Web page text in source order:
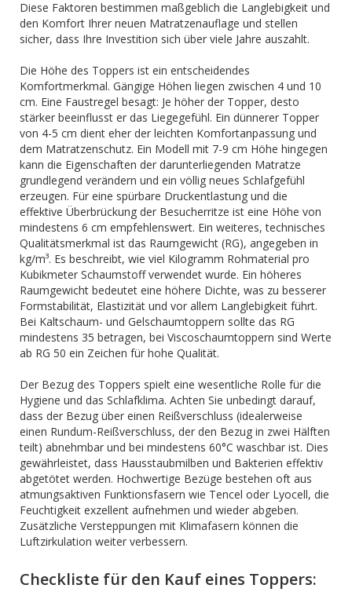
Diese Faktoren bestimmen maßgeblich die Langlebigkeit und
den Komfort Ihrer neuen Matratzenauflage und stellen
sicher, dass Ihre Investition sich über viele Jahre auszahlt.
Die Höhe des Toppers ist ein entscheidendes
Komfortmerkmal. Gängige Höhen liegen zwischen 4 und 10
cm. Eine Faustregel besagt: Je höher der Topper, desto
stärker beeinflusst er das Liegegefühl. Ein dünnerer Topper
von 4-5 cm dient eher der leichten Komfortanpassung und
dem Matratzenschutz. Ein Modell mit 7-9 cm Höhe hingegen
kann die Eigenschaften der darunterliegenden Matratze
grundlegend verändern und ein völlig neues Schlafgefühl
erzeugen. Für eine spürbare Druckentlastung und die
effektive Überbrückung der Besucherritze ist eine Höhe von
mindestens 6 cm empfehlenswert. Ein weiteres, technisches
Qualitätsmerkmal ist das Raumgewicht (RG), angegeben in
kg/m³. Es beschreibt, wie viel Kilogramm Rohmaterial pro
Kubikmeter Schaumstoff verwendet wurde. Ein höheres
Raumgewicht bedeutet eine höhere Dichte, was zu besserer
Formstabilität, Elastizität und vor allem Langlebigkeit führt.
Bei Kaltschaum- und Gelschaumtoppern sollte das RG
mindestens 35 betragen, bei Viscoschaumtoppern sind Werte
ab RG 50 ein Zeichen für hohe Qualität.
Der Bezug des Toppers spielt eine wesentliche Rolle für die
Hygiene und das Schlafklima. Achten Sie unbedingt darauf,
dass der Bezug über einen Reißverschluss (idealerweise
einen Rundum-Reißverschluss, der den Bezug in zwei Hälften
teilt) abnehmbar und bei mindestens 60°C waschbar ist. Dies
gewährleistet, dass Hausstaubmilben und Bakterien effektiv
abgetötet werden. Hochwertige Bezüge bestehen oft aus
atmungsaktiven Funktionsfasern wie Tencel oder Lyocell, die
Feuchtigkeit exzellent aufnehmen und wieder abgeben.
Zusätzliche Versteppungen mit Klimafasern können die
Luftzirkulation weiter verbessern.
Checkliste für den Kauf eines Toppers: